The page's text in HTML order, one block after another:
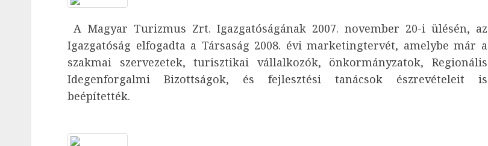
A Magyar Turizmus Zrt. Igazgatóságának 2007. november 20-i ülésén, az
Igazgatóság elfogadta a Társaság 2008. évi marketingtervét, amelybe már a
szakmai szervezetek, turisztikai vállalkozók, önkormányzatok, Regionális
Idegenforgalmi Bizottságok, és fejlesztési tanácsok észrevételeit is
beépítették.